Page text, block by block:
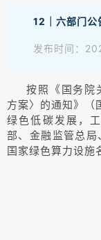
12｜六部门公
发布时间：
按照《国务
方案〉的通知》
绿色低碳发展，
部、金融监管总
国家绿色算力设施